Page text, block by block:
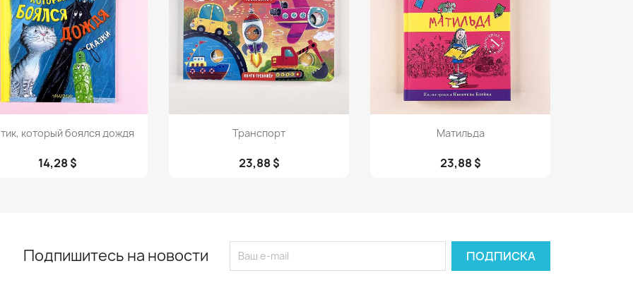
Просмотр
который боялся дождя
14,28 $
Просмотр
Транспорт
23,88 $
Просмотр
Матильда
23,88 $
Подпишитесь на новости